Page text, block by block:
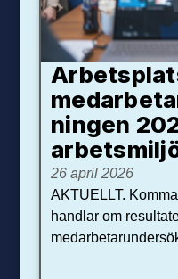
ningen
26 april 2026
AKTUELLT.
handlar om